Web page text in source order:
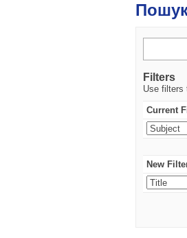
Filters
Use filters
Current
New